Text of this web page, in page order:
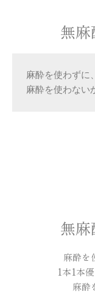
無麻
麻酔を使わずに
麻酔を使わない
無麻
麻酔を
1本1本
麻酔